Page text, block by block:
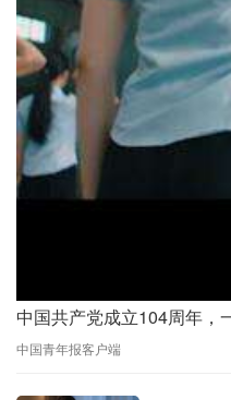
中国共产党成立104周年，
中国青年报客户端